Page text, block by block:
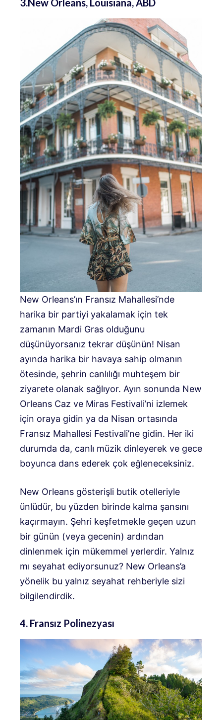
3.New Orleans, Louisiana, ABD
New Orleans’ın Fransız Mahallesi’nde
harika bir partiyi yakalamak için tek
zamanın Mardi Gras olduğunu
düşünüyorsanız tekrar düşünün! Nisan
ayında harika bir havaya sahip olmanın
ötesinde, şehrin canlılığı muhteşem bir
ziyarete olanak sağlıyor. Ayın sonunda New
Orleans Caz ve Miras Festivali’ni izlemek
için oraya gidin ya da Nisan ortasında
Fransız Mahallesi Festivali’ne gidin. Her iki
durumda da, canlı müzik dinleyerek ve gece
boyunca dans ederek çok eğleneceksiniz.
New Orleans gösterişli butik otelleriyle
ünlüdür, bu yüzden birinde kalma şansını
kaçırmayın. Şehri keşfetmekle geçen uzun
bir günün (veya gecenin) ardından
dinlenmek için mükemmel yerlerdir. Yalnız
mı seyahat ediyorsunuz? New Orleans’a
yönelik bu yalnız seyahat rehberiyle sizi
bilgilendirdik.
4. Fransız Polinezyası